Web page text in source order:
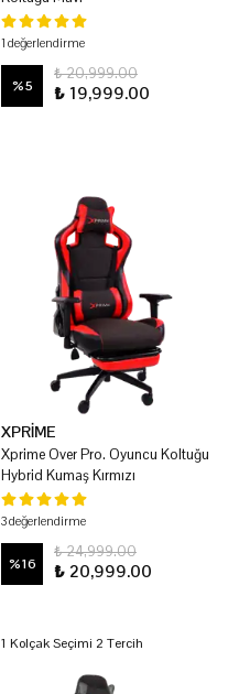
1 değerlendirme
%5
₺ 20,999.00
₺ 19,999.00
XPRİME
Xprime Over Pro. Oyuncu Koltuğu
Hybrid Kumaş Kırmızı
3 değerlendirme
%16
₺ 24,999.00
₺ 20,999.00
1 Kolçak Seçimi 2 Tercih